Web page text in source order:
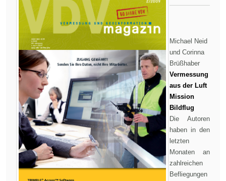
Michael Neid
und Corinna
Brüßhaber
Vermessung
aus der Luft
Mission
Bildflug
Die Autoren
haben in den
letzten
Monaten an
zahlreichen
Befliegungen